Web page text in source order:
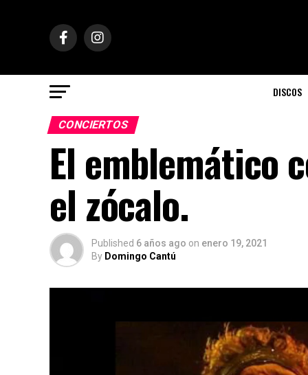
DISCOS
CONCIERTOS
El emblemático
el zócalo.
Published 6 años ago on enero 19, 2021
By Domingo Cantú